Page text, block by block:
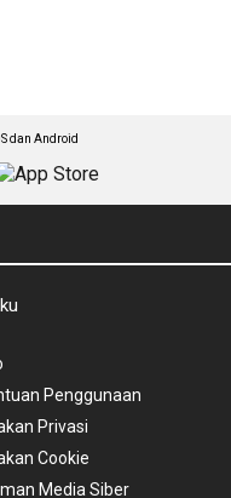
dan Android
Penggunaan
Privasi
Cookie
Media Siber